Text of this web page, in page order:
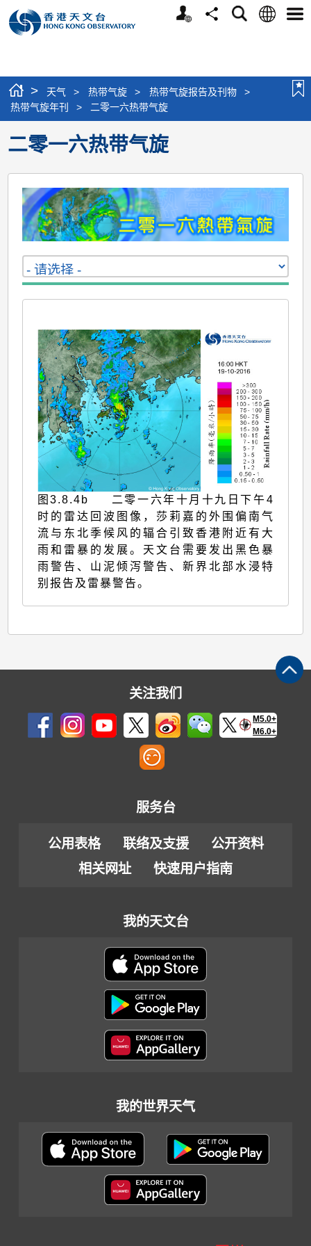
个
分
搜
语
选
> 天气 > 热带气旋 > 热带气旋报告及刊物
>
热带气旋年刊
> 二零一六热带气旋
二零一六热带气旋
图3.8.4b 二零一六年十月十九日下午4
时的雷达回波图像，莎莉嘉的外围偏南气
流与东北季候风的辐合引致香港附近有大
雨和雷暴的发展。天文台需要发出黑色暴
雨警告、山泥倾泻警告、新界北部水浸特
别报告及雷暴警告。
关注我们
M5.0+
M6.0+
服务台
公用表格 联络及支援
公开资料
相关网址
快速用户指南
我的天文台
我的世界天气